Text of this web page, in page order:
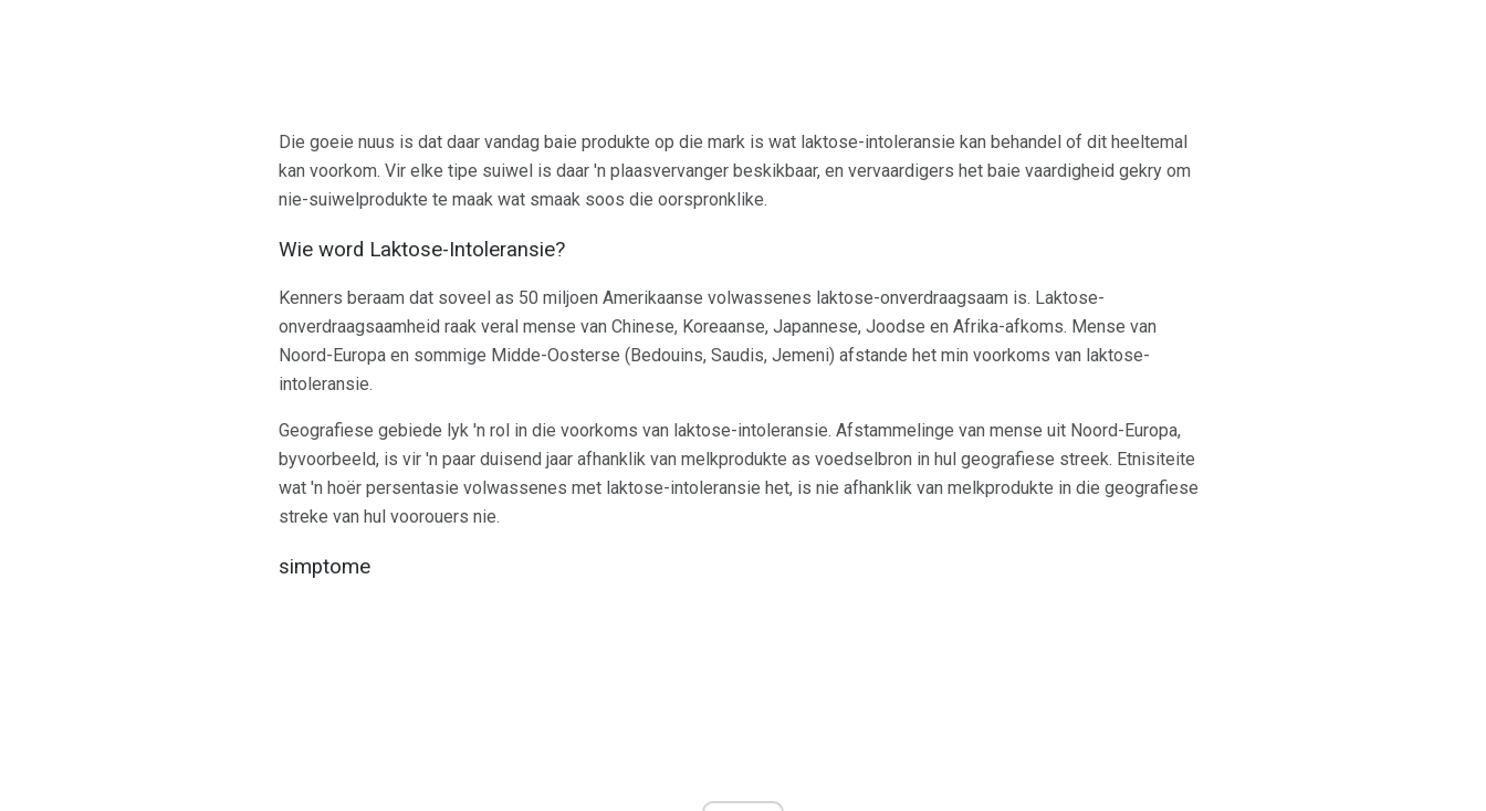
Die goeie nuus is dat daar vandag baie produkte op die mark is wat laktose-intoleransie kan behandel of dit heeltemal
kan voorkom. Vir elke tipe suiwel is daar 'n plaasvervanger beskikbaar, en vervaardigers het baie vaardigheid gekry om
nie-suiwelprodukte te maak wat smaak soos die oorspronklike.
Wie word Laktose-Intoleransie?
Kenners beraam dat soveel as 50 miljoen Amerikaanse volwassenes laktose-onverdraagsaam is. Laktose-
onverdraagsaamheid raak veral mense van Chinese, Koreaanse, Japannese, Joodse en Afrika-afkoms. Mense van
Noord-Europa en sommige Midde-Oosterse (Bedouins, Saudis, Jemeni) afstande het min voorkoms van laktose-
intoleransie.
Geografiese gebiede lyk 'n rol in die voorkoms van laktose-intoleransie. Afstammelinge van mense uit Noord-Europa,
byvoorbeeld, is vir 'n paar duisend jaar afhanklik van melkprodukte as voedselbron in hul geografiese streek. Etnisiteite
wat 'n hoër persentasie volwassenes met laktose-intoleransie het, is nie afhanklik van melkprodukte in die geografiese
streke van hul voorouers nie.
simptome